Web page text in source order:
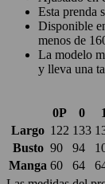
Esta prenda
Disponible
menos de
La modelo
y lleva una
0P 0
Largo 122 133
Busto 90 94
Manga 60 64